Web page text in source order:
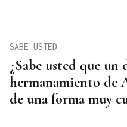
¿Sabe usted que
hermanamiento de
de una forma muy
SABE USTED